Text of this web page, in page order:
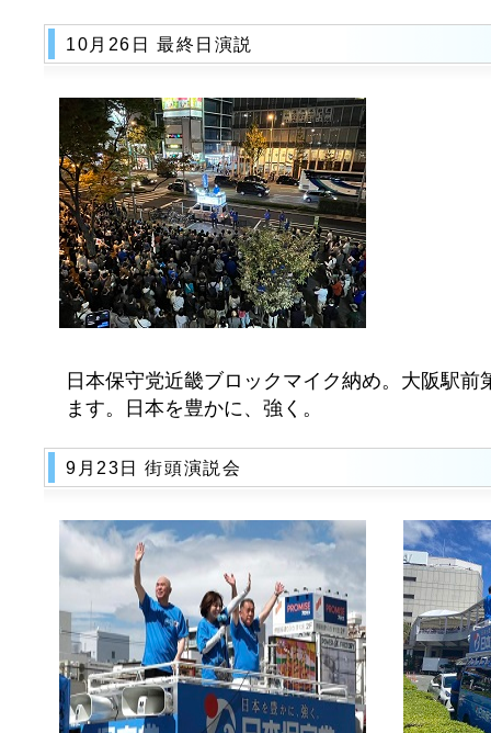
10月26日 最終日演説
日本保守党近畿ブロックマイク納め。大阪駅
ます。日本を豊かに、強く。
9月23日 街頭演説会